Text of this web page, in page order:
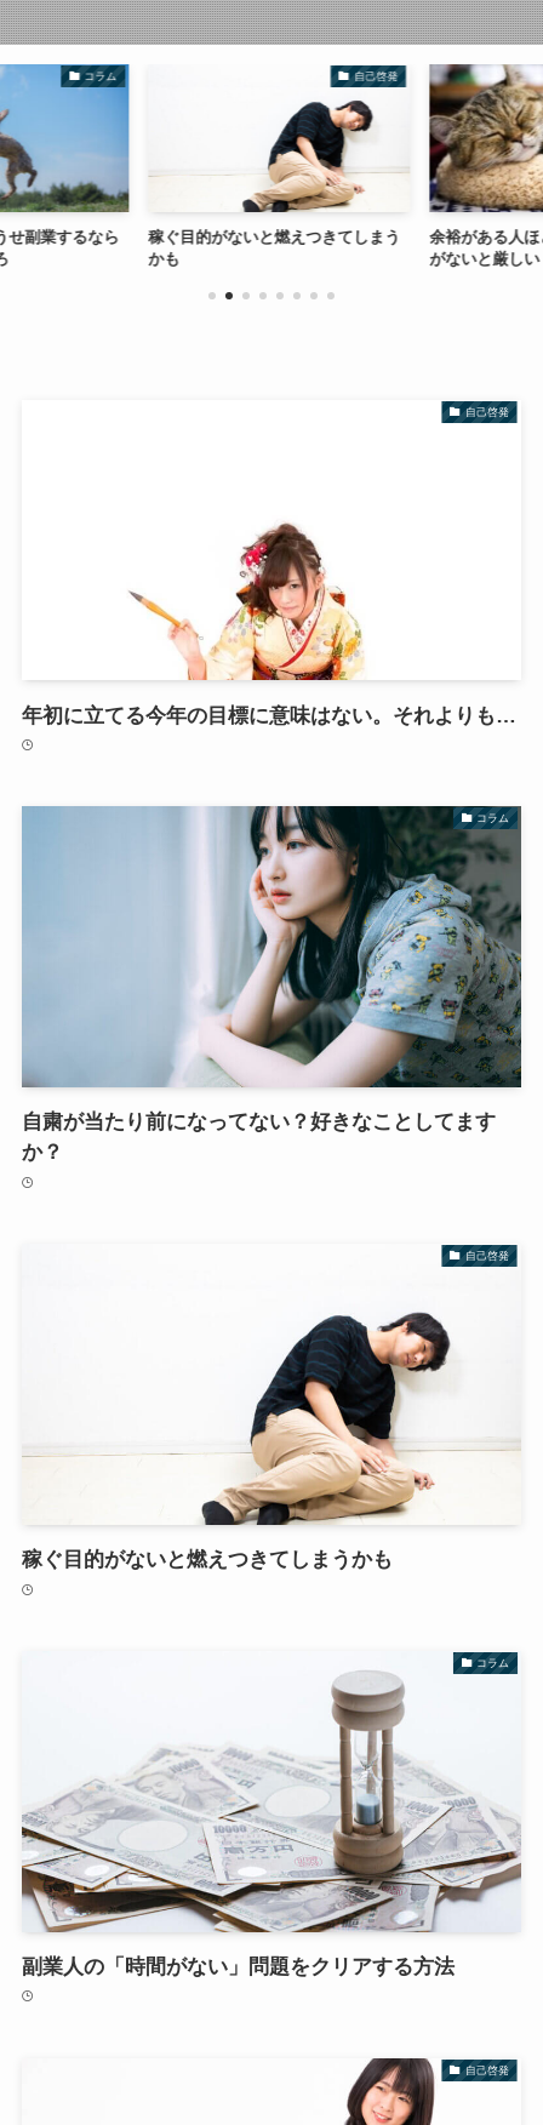
コラム
副業するなら
自己啓発
稼ぐ目的がないと燃えつきてしまう
かも
余裕がある人ほ
がないと厳しい
自己啓発
年初に立てる今年の目標に意味はない。それよりも…
コラム
自粛が当たり前になってない？好きなことしてます
か？
自己啓発
稼ぐ目的がないと燃えつきてしまうかも
コラム
副業人の「時間がない」問題をクリアする方法
自己啓発